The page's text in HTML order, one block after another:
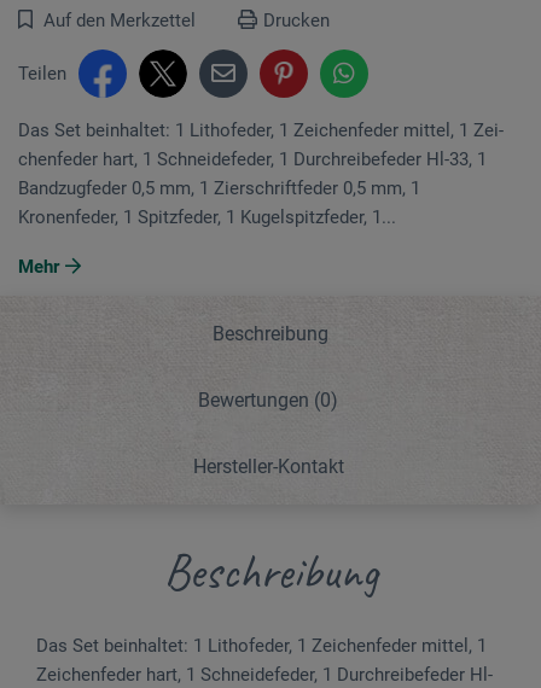
Auf den Merkzettel Drucken
Teilen
Das Set beinhaltet: 1 Lithofeder, 1 Zeichenfeder mittel, 1 Zei­
chen­­feder hart, 1 Schneidefeder, 1 Durchreibefeder Hl-33, 1
Band­zugfeder 0,5 mm, 1 Zier­schriftfeder 0,5 mm, 1
Kronenfeder, 1 Spitz­feder, 1 Kugel­spitzfeder, 1...
Mehr
Beschreibung
Bewertungen (0)
Hersteller-Kontakt
Beschreibung
Das Set beinhaltet: 1 Lithofeder, 1 Zeichenfeder mittel, 1
Zei­chen­­feder hart, 1 Schneidefeder, 1 Durchreibefeder Hl-